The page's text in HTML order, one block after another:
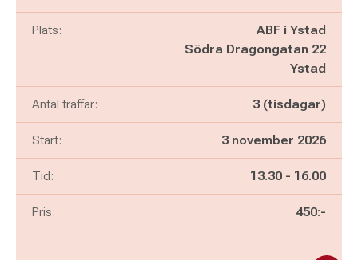
Plats:
ABF i Ystad
Södra Dragongatan 22
Ystad
Antal träffar: 3 (tisdagar)
Start: 3 november 2026
Tid: Pågår mellan
13.30 - och
16.00
Pris: 450:-